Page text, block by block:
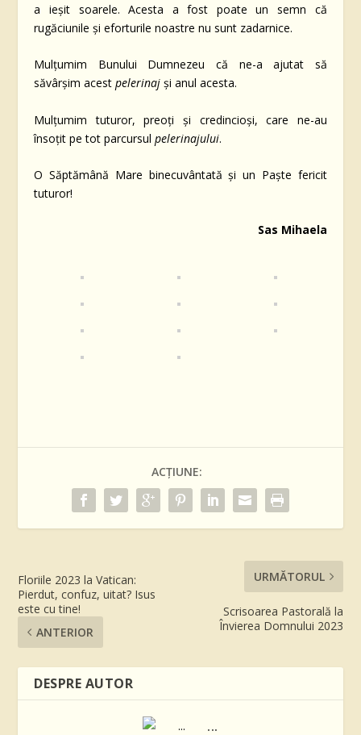
a ieșit soarele. Acesta a fost poate un semn că
rugăciunile și eforturile noastre nu sunt zadarnice.
Mulțumim Bunului Dumnezeu că ne-a ajutat să
săvârșim acestpelerinaj și anul acesta.
Mulțumim tuturor, preoți și credincioși, care ne-au
însoțit pe tot parcursulpelerinajului.
O Săptămână Mare binecuvântată și un Paște fericit
tuturor!
Sas Mihaela
ACȚIUNE:
Floriile 2023 la Vatican:
Pierdut, confuz, uitat? Isus
este cu tine!
ANTERIOR
URMĂTORUL
Scrisoarea Pastorală la
Învierea Domnului 2023
DESPRE AUTOR
...